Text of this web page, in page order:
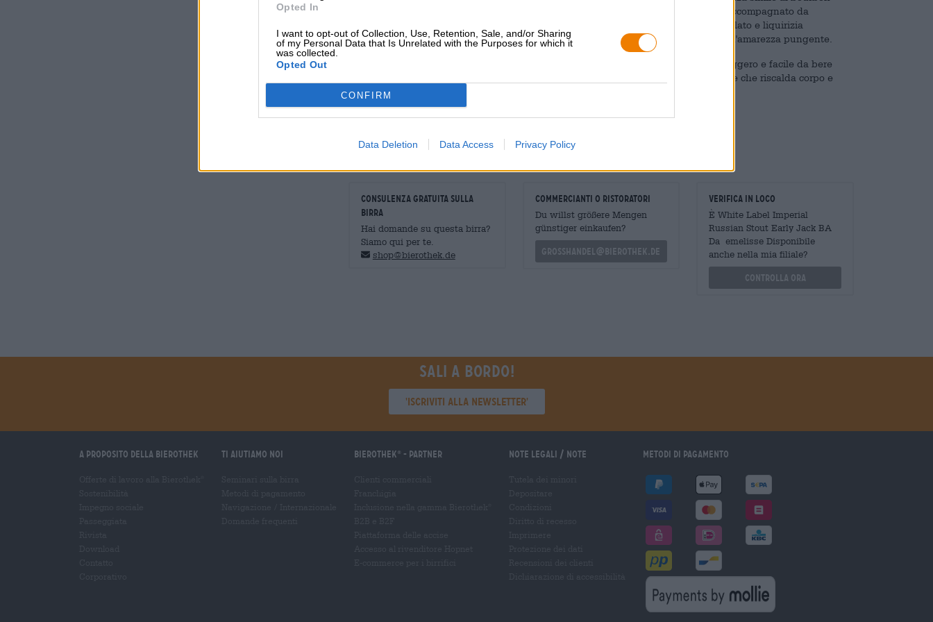
Opted In
I want to opt-out of Collection, Use, Retention, Sale, and/or Sharing
of my Personal Data that Is Unrelated with the Purposes for which it
was collected.
Opted Out
CONFIRM
Data Deletion Data Access Privacy Policy
inonda il palato e porta con sé il gusto delle ciliegie essiccate. Il fine fruttato è accompagnato da
meravigliosi aromi tostati di chicchi di caffè, noci tostate e torba. Vaniglia, cioccolato e liquirizia
conferiscono alla birra una bella speziatura. La birra brillante è completata da un'amarezza pungente.
Se si guarda alla ricchezza degli aromi, Early Jack appare sorprendentemente leggero e facile da bere
sulla lingua. La gradazione alcolica del 10,8% si presenta come un calore ardente che riscalda corpo e
anima.
Un'emozionante Imperial Russian Stout!
CONSULENZA GRATUITA SULLA
BIRRA
Hai domande su questa birra?
Siamo qui per te.
shop@bierothek.de
commercianti o ristoratori
Du willst größere Mengen
günstiger einkaufen?
grosshandel@bierothek.de
Verifica in loco
È White Label Imperial
Russian Stout Early Jack BA
Da emelisse Disponibile
anche nella mia filiale?
Controlla ora
Sali a bordo!
'Iscriviti alla newsletter'
A proposito della Bierothek Ti aiutiamo noi Bierothek - Partner Note legali / Note Metodi di pagamento